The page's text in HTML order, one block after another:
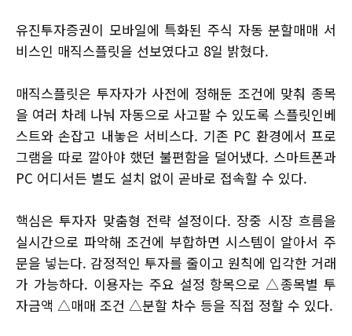
유진투자증권이 모바일에 특화된 주식 자동 분할매매 서
비스인 매직스플릿을 선보였다고 8일 밝혔다.
매직스플릿은 투자자가 사전에 정해둔 조건에 맞춰 종목
을 여러 차례 나눠 자동으로 사고팔 수 있도록 스플릿인베
스트와 손잡고 내놓은 서비스다. 기존 PC 환경에서 프로
그램을 따로 깔아야 했던 불편함을 덜어냈다. 스마트폰과
PC 어디서든 별도 설치 없이 곧바로 접속할 수 있다.
핵심은 투자자 맞춤형 전략 설정이다. 장중 시장 흐름을
실시간으로 파악해 조건에 부합하면 시스템이 알아서 주
문을 넣는다. 감정적인 투자를 줄이고 원칙에 입각한 거래
가 가능하다. 이용자는 주요 설정 항목으로 △종목별 투
자금액 △매매 조건 △분할 차수 등을 직접 정할 수 있다.